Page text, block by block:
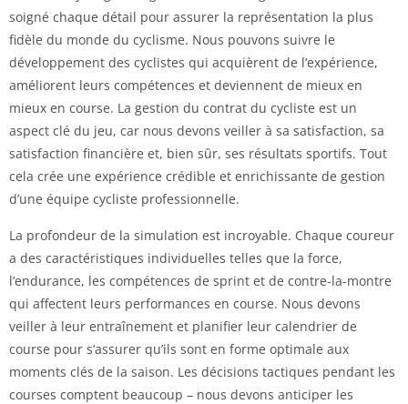
soigné chaque détail pour assurer la représentation la plus
fidèle du monde du cyclisme. Nous pouvons suivre le
développement des cyclistes qui acquièrent de l’expérience,
améliorent leurs compétences et deviennent de mieux en
mieux en course. La gestion du contrat du cycliste est un
aspect clé du jeu, car nous devons veiller à sa satisfaction, sa
satisfaction financière et, bien sûr, ses résultats sportifs. Tout
cela crée une expérience crédible et enrichissante de gestion
d’une équipe cycliste professionnelle.
La profondeur de la simulation est incroyable. Chaque coureur
a des caractéristiques individuelles telles que la force,
l’endurance, les compétences de sprint et de contre-la-montre
qui affectent leurs performances en course. Nous devons
veiller à leur entraînement et planifier leur calendrier de
course pour s’assurer qu’ils sont en forme optimale aux
moments clés de la saison. Les décisions tactiques pendant les
courses comptent beaucoup – nous devons anticiper les